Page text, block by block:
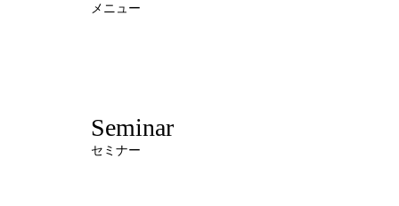
メニュー
Seminar
セミナー